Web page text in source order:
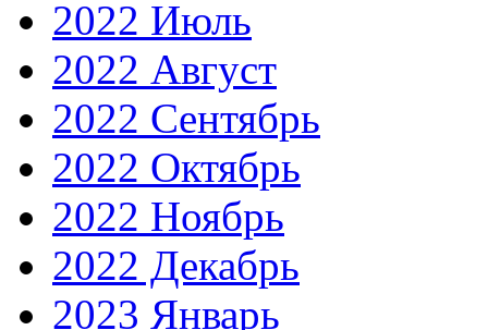
2022 Июль
2022 Август
2022 Сентябрь
2022 Октябрь
2022 Ноябрь
2022 Декабрь
2023 Январь